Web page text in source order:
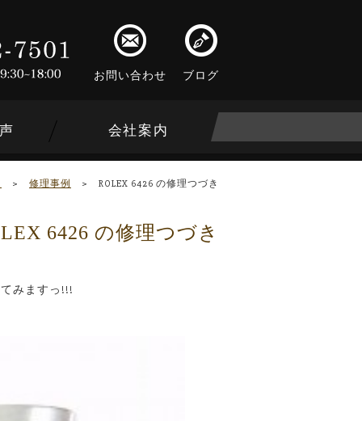
ブログ
お問い合わせ
会社案内
> 修理事例 > ROLEX 6426 の修理つづき
6426 の修理つづき
みますっ!!!